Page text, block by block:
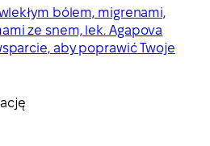
bólem, migrenami,
ze snem, lek. Agapova
aby poprawić Twoje